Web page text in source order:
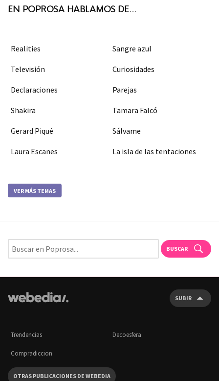
EN POPROSA HABLAMOS DE...
Realities Sangre azul
Televisión Curiosidades
Declaraciones Parejas
Shakira Tamara Falcó
Gerard Piqué Sálvame
Laura Escanes La isla de las tentaciones
VER MÁS TEMAS
BUSCAR
SUBIR
Trendencias Decoesfera
Compradiccion
OTRAS PUBLICACIONES DE WEBEDIA